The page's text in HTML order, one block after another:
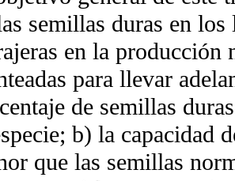
semillas duras en
en la producción
para llevar
de semillas
b) la capacidad
que las semillas